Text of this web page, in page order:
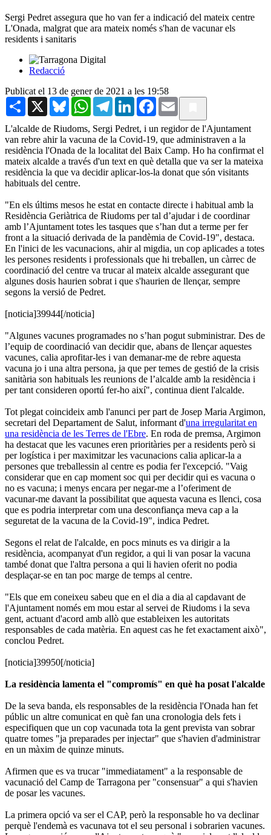
Sergi Pedret assegura que ho van fer a indicació del mateix centre
L'Onada, malgrat que ara mateix només s'han de vacunar els
residents i sanitaris
Redacció
Publicat el 13 de gener de 2021 a les 19:58
Share X BlueskyWhatsAppTelegramLinkedInFacebook
Email
L'alcalde de Riudoms, Sergi Pedret, i un regidor de l'Ajuntament
van rebre ahir la vacuna de la Covid-19, que administraven a la
residència l'Onada de la localitat del Baix Camp. Ho ha confirmat el
mateix alcalde a través d'un text en què detalla que va ser la mateixa
residència la que va decidir aplicar-los-la donat que són visitants
habituals del centre.
"En els últims mesos he estat en contacte directe i habitual amb la
Residència Geriàtrica de Riudoms per tal d’ajudar i de coordinar
amb l’Ajuntament totes les tasques que s’han dut a terme per fer
front a la situació derivada de la pandèmia de Covid-19", destaca.
En l'inici de les vacunacions, ahir al migdia, un cop aplicades a totes
les persones residents i professionals que hi treballen, un càrrec de
coordinació del centre va trucar al mateix alcalde assegurant que
algunes dosis haurien sobrat i que s'haurien de llençar, sempre
segons la versió de Pedret.
[noticia]39944[/noticia]
"Algunes vacunes programades no s’han pogut subministrar. Des de
l’equip de coordinació van decidir que, abans de llençar aquestes
vacunes, calia aprofitar-les i van demanar-me de rebre aquesta
vacuna jo i una altra persona, ja que per temes de gestió de la crisis
sanitària son habituals les reunions de l’alcalde amb la residència i
per tant consideren oportú fer-ho així", continua dient l'alcalde.
Tot plegat coincideix amb l'anunci per part de Josep Maria Argimon,
secretari del Departament de Salut, informant d'una irregularitat en
una residència de les Terres de l'Ebre. En roda de premsa, Argimon
ha destacat que les vacunes eren prioritàries per a residents però si
per logística i per maximitzar les vacunacions calia aplicar-la a
persones que treballessin al centre es podia fer l'excepció. "Vaig
considerar que en cap moment soc qui per decidir qui es vacuna o
no es vacuna; i menys encara per negar-me a l’oferiment de
vacunar-me davant la possibilitat que aquesta vacuna es llenci, cosa
que es podria interpretar com una desconfiança meva cap a la
seguretat de la vacuna de la Covid-19", indica Pedret.
Segons el relat de l'alcalde, en pocs minuts es va dirigir a la
residència, acompanyat d'un regidor, a qui li van posar la vacuna
també donat que l'altra persona a qui li havien oferit no podia
desplaçar-se en tan poc marge de temps al centre.
"Els que em coneixeu sabeu que en el dia a dia al capdavant de
l'Ajuntament només em mou estar al servei de Riudoms i la seva
gent, actuant d'acord amb allò que estableixen les autoritats
responsables de cada matèria. En aquest cas he fet exactament això",
conclou Pedret.
[noticia]39950[/noticia]
La residència lamenta el "compromís" en què ha posat l'alcalde
De la seva banda, els responsables de la residència l'Onada han fet
públic un altre comunicat en què fan una cronologia dels fets i
especifiquen que un cop vacunada tota la gent prevista van sobrar
quatre tomes "ja preparades per injectar" que s'havien d'administrar
en un màxim de quinze minuts.
Afirmen que es va trucar "immediatament" a la responsable de
vacunació del Camp de Tarragona per "consensuar" a qui s'havien
de posar les vacunes.
La primera opció va ser el CAP, però la responsable ho va declinar
perquè l'endemà es vacunava tot el seu personal i sobrarien vacunes.